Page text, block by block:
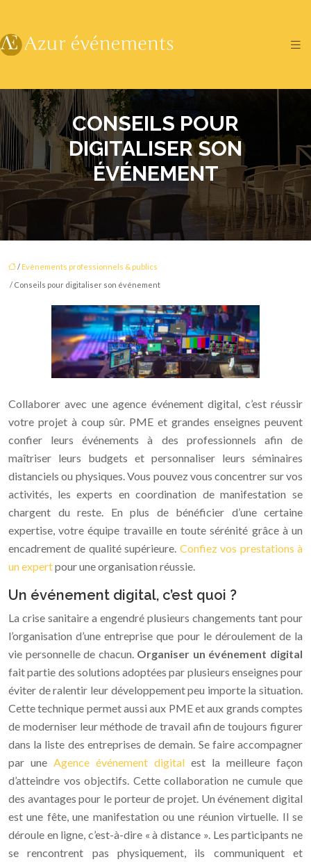
CONSEILS POUR
DIGITALISER SON
ÉVÉNEMENT
/ Evènements professionnels & publics
/ Conseils pour digitaliser son événement
Collaborer avec une agence événement digital, c’est réussir
votre projet à coup sûr. PME et grandes enseignes peuvent
confier leurs événements à des professionnels afin de
maîtriser leurs budgets et personnaliser leurs séminaires
distanciels ou physiques. Vous pouvez vous concentrer sur vos
activités, les experts en coordination de manifestation se
chargent du reste. En plus de bénéficier d’une certaine
expertise, votre équipe travaille en toute sérénité grâce à un
encadrement de qualité supérieure. Confiez vos prestations à
un expertpour une organisation réussie.
Un événement digital, c’est quoi ?
La crise sanitaire a engendré plusieurs changements tant pour
l’organisation d’une entreprise que pour le déroulement de la
vie personnelle de chacun. Organiser un événement digital
fait partie des solutions adoptées par plusieurs enseignes pour
éviter de ralentir leur développement peu importe la situation.
Cette technique permet aussi aux PME et aux grands comptes
de moderniser leur méthode de travail afin de toujours figurer
dans la liste des entreprises de demain. Se faire accompagner
par une Agence événement digital est la meilleure façon
d’atteindre vos objectifs. Cette collaboration ne cumule que
des avantages pour le porteur de projet. Un événement digital
est une fête, une manifestation ou une réunion virtuelle. Il se
déroule en ligne, c’est-à-dire « à distance ». Les participants ne
se rencontrent pas physiquement, ils communiquent et